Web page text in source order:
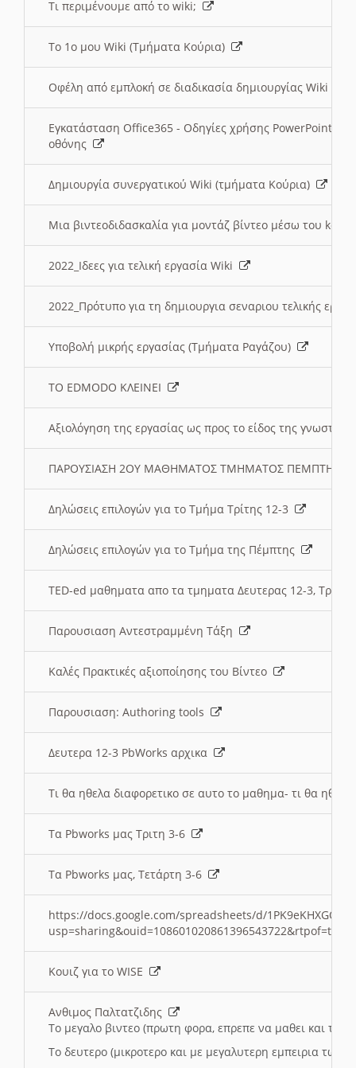
Τι περιμένουμε από το wiki;
Το 1ο μου Wiki (Τμήματα Κούρια)
Οφέλη από εμπλοκή σε διαδικασία δημιουργίας Wiki
Εγκατάσταση Office365 - Οδηγίες χρήσης PowerPoint
οθόνης
Δημιουργία συνεργατικού Wiki (τμήματα Κούρια)
Μια βιντεοδιδασκαλία για μοντάζ βίντεο μέσω του
2022_Ιδεες για τελική εργασία Wiki
2022_Πρότυπο για τη δημιουργια σεναριου τελικής
Υποβολή μικρής εργασίας (Τμήματα Ραγάζου)
ΤΟ EDMODO ΚΛΕΙΝΕΙ
Αξιολόγηση της εργασίας ως προς το είδος της
ΠΑΡΟΥΣΙΑΣΗ 2ΟΥ ΜΑΘΗΜΑΤΟΣ ΤΜΗΜΑΤΟΣ
Δηλώσεις επιλογών για το Τμήμα Τρίτης 12-3
Δηλώσεις επιλογών για το Τμήμα της Πέμπτης
TED-ed μαθηματα απο τα τμηματα Δευτερας 12-3,
Παρουσιαση Αντεστραμμένη Τάξη
Καλές Πρακτικές αξιοποίησης του Βίντεο
Παρουσιαση: Authoring tools
Δευτερα 12-3 PbWorks αρχικα
Τι θα ηθελα διαφορετικο σε αυτο το μαθημα- τι θα
Τα Pbworks μας Τριτη 3-6
Τα Pbworks μας, Τετάρτη 3-6
https://docs.google.com/spreadsheets/d/
Κουιζ για το WISE
Ανθιμος Παλτατζιδης
Το μεγαλο βιντεο (πρωτη φορα, επρεπε να μαθει και το
Το δευτερο (μικροτερο και με μεγαλυτερη εμπειρια